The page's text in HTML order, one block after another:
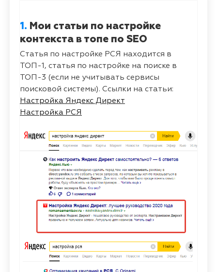
1. Мои статьи по настройке
контекста в топе по SEO
Статья по настройке РСЯ находится в
ТОП-1, статья по настройке на поиске в
ТОП-3 (если не учитывать сервисы
поисковой системы). Ссылки на статьи:
Настройка Яндекс Директ
Настройка РСЯ